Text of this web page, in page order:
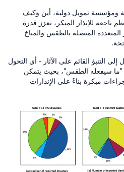
ومؤسسة تمويل دولية، أين وكيف
للإنذار المبكر، تعزز قدرة
المتصلة بالطقس والمناخ
التنبؤ القائم على الآثار - أي التحول
سيفعله الطقس"، بحيث يتمكن
مبكرة بناءً على الإنذارات.